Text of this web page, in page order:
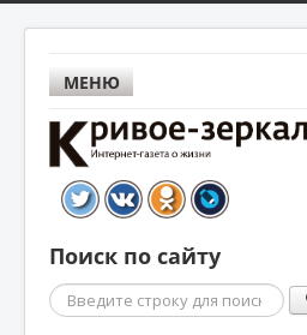
МЕНЮ
Поиск по сайту
Поиск